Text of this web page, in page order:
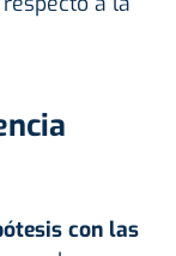
con las